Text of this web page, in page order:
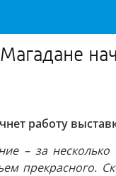
работу
– за
прекрасного.